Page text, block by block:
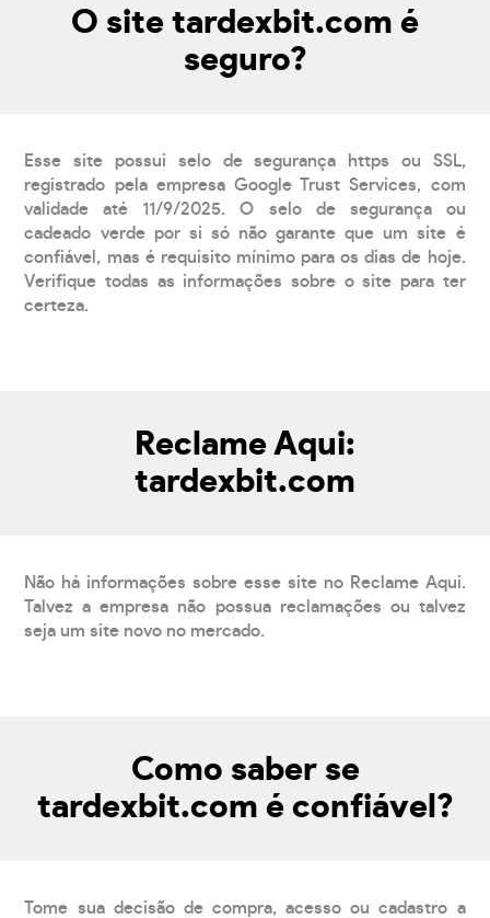
O site tardexbit.com é
seguro?
Esse site possui selo de segurança https ou SSL,
registrado pela empresa Google Trust Services, com
validade até 11/9/2025. O selo de segurança ou
cadeado verde por si só não garante que um site é
confiável, mas é requisito mínimo para os dias de hoje.
Verifique todas as informações sobre o site para ter
certeza.
Reclame Aqui:
tardexbit.com
Não há informações sobre esse site no Reclame Aqui.
Talvez a empresa não possua reclamações ou talvez
seja um site novo no mercado.
Como saber se
tardexbit.com é confiável?
Tome sua decisão de compra, acesso ou cadastro a